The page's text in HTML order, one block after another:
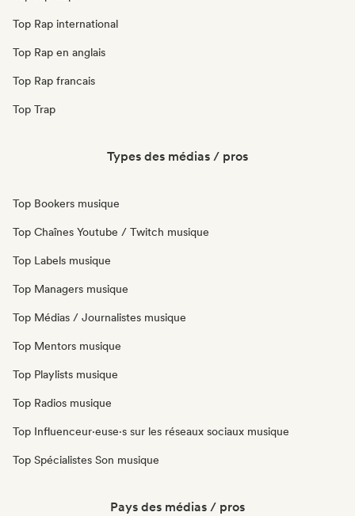
Top Rap international
Top Rap en anglais
Top Rap francais
Top Trap
Types des médias / pros
Top Bookers musique
Top Chaînes Youtube / Twitch musique
Top Labels musique
Top Managers musique
Top Médias / Journalistes musique
Top Mentors musique
Top Playlists musique
Top Radios musique
Top Influenceur·euse·s sur les réseaux sociaux musique
Top Spécialistes Son musique
Pays des médias / pros